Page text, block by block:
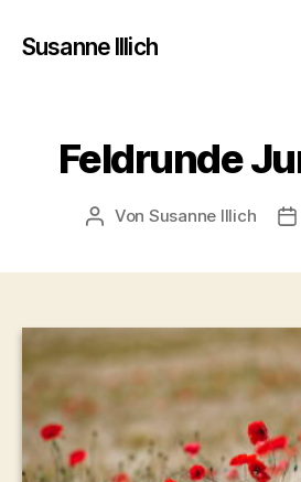
Susanne Illich
Feldrunde
Beitragsautor
Von Susanne Illich